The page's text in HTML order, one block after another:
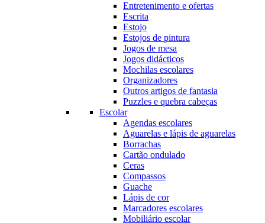
Entretenimento e ofertas
Escrita
Estojo
Estojos de pintura
Jogos de mesa
Jogos didácticos
Mochilas escolares
Organizadores
Outros artigos de fantasia
Puzzles e quebra cabeças
Escolar
Agendas escolares
Aguarelas e lápis de aguarelas
Borrachas
Cartão ondulado
Ceras
Compassos
Guache
Lápis de cor
Marcadores escolares
Mobiliário escolar